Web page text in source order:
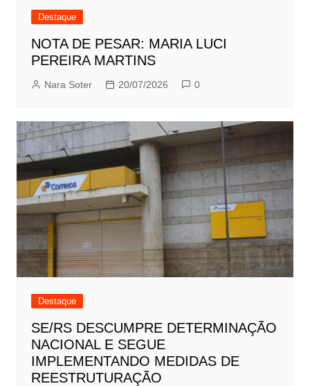
Destaque
NOTA DE PESAR: MARIA LUCI
PEREIRA MARTINS
Nara Soter 20/07/2026 0
Destaque
SE/RS DESCUMPRE DETERMINAÇÃO
NACIONAL E SEGUE
IMPLEMENTANDO MEDIDAS DE
REESTRUTURAÇÃO